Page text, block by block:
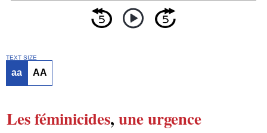
TEXT SIZE
aa AA
Les féminicides, une urgence